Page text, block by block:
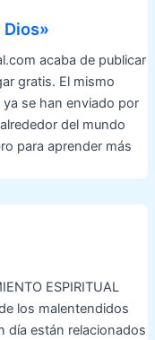
acaba de publicar
gratis. El mismo
se han enviado por
del mundo
para aprender más
ESPIRITUAL
los malentendidos
día están relacionados